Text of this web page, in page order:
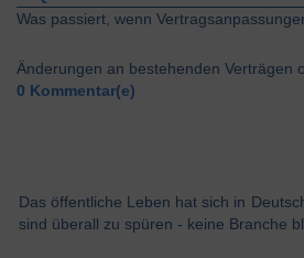
Was passiert, wenn
Änderungen an bestehenden Verträgen
0 Kommentar(e)
Das öffentliche Leben hat sich in
sind überall zu spüren - keine Branche